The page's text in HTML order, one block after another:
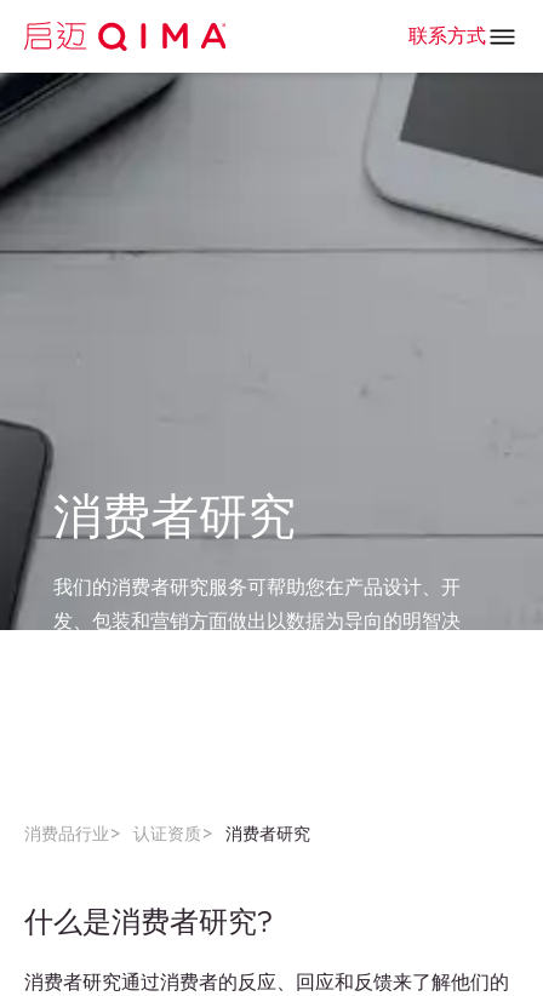
联系方式
消费者研究
我们的消费者研究服务可帮助您在产品设计、开
发、包装和营销方面做出以数据为导向的明智决
消费品行业 认证资质 消费者研究
什么是消费者研究?
消费者研究通过消费者的反应、回应和反馈来了解他们的